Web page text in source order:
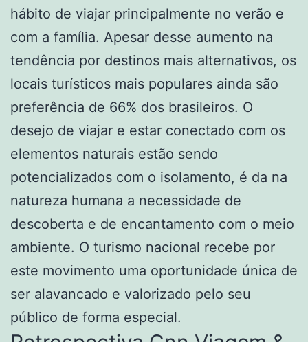
hábito de viajar principalmente no verão e
com a família. Apesar desse aumento na
tendência por destinos mais alternativos, os
locais turísticos mais populares ainda são
preferência de 66% dos brasileiros. O
desejo de viajar e estar conectado com os
elementos naturais estão sendo
potencializados com o isolamento, é da na
natureza humana a necessidade de
descoberta e de encantamento com o meio
ambiente. O turismo nacional recebe por
este movimento uma oportunidade única de
ser alavancado e valorizado pelo seu
público de forma especial.